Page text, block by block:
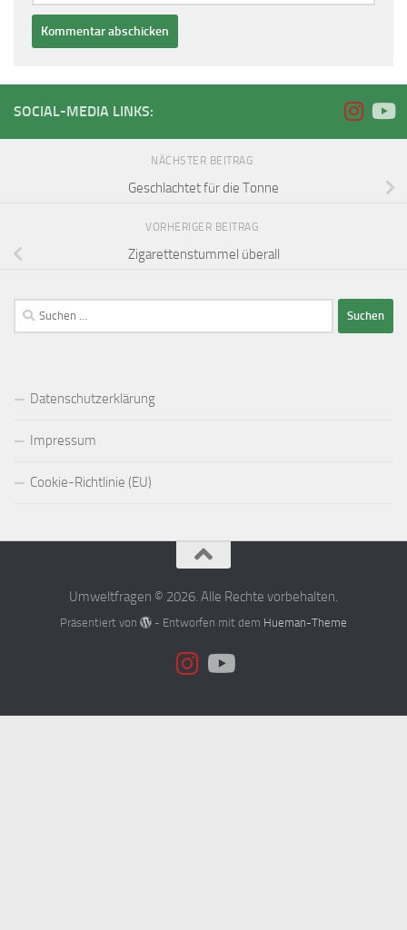
SOCIAL-MEDIA LINKS:
NÄCHSTER BEITRAG
Geschlachtet für die Tonne
VORHERIGER BEITRAG
Zigarettenstummel überall
Suchen
nach:
Datenschutzerklärung
Impressum
Cookie-Richtlinie (EU)
Umweltfragen © 2026. Alle Rechte vorbehalten.
Präsentiert von - Entworfen mit dem Hueman-Theme